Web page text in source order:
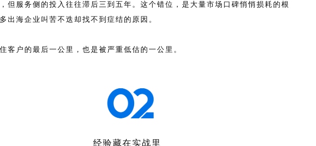
但服务侧的投入往往滞后三到五年。这个错位，是大量市场口碑悄悄损耗的根
出海企业叫苦不迭却找不到症结的原因。
客户的最后一公里，也是被严重低估的一公里。
经验藏在实战里